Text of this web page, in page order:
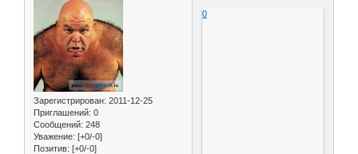
Зарегистрирован: 2011-12-25
Приглашений: 0
Сообщений: 248
Уважение: [+0/-0]
Позитив: [+0/-0]
0